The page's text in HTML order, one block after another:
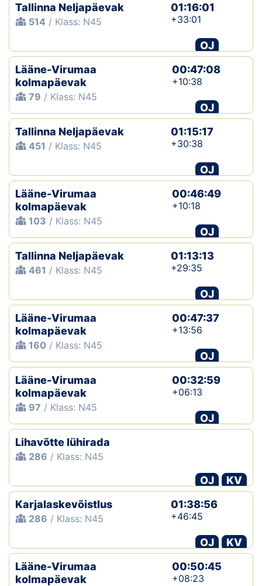
Tallinna Neljapäevak
514 / Klass: N45
01:16:01
+33:01
OJ
Lääne-Virumaa
kolmapäevak
79 / Klass: N45
00:47:08
+10:38
OJ
Tallinna Neljapäevak
451 / Klass: N45
01:15:17
+30:38
OJ
Lääne-Virumaa
kolmapäevak
103 / Klass: N45
00:46:49
+10:18
OJ
Tallinna Neljapäevak
461 / Klass: N45
01:13:13
+29:35
OJ
Lääne-Virumaa
kolmapäevak
160 / Klass: N45
00:47:37
+13:56
OJ
Lääne-Virumaa
kolmapäevak
97 / Klass: N45
00:32:59
+06:13
OJ
Lihavõtte lühirada
286 / Klass: N45
OJ
KV
Karjalaskevõistlus
286 / Klass: N45
01:38:56
+46:45
OJ
KV
Lääne-Virumaa
kolmapäevak
00:50:45
+08:23